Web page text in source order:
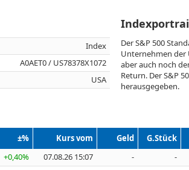
Index
A0AET0 / US78378X1072
USA
Der S&P 500
Unternehmen der
aber auch noch
Return. Der S&P
herausgegeben.
±% Kurs vom Geld G.Stück
+0,40% 07.08.26 15:07 - -